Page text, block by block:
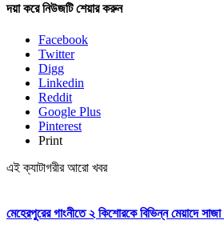
দয়া করে নিউজটি শেয়ার করুন
Facebook
Twitter
Digg
Linkedin
Reddit
Google Plus
Pinterest
Print
এই ক্যাটাগরীর আরো খবর
মেহেরপুরের গাংনীতে ২ কিশোরকে বিভিন্ন মেয়াদে